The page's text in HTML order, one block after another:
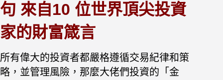
句 來自10 位世界頂尖投資
家的財富箴言
所有偉大的投資者都嚴格遵循交易紀律和策
略，並管理風險，那麼大佬們投資的「金